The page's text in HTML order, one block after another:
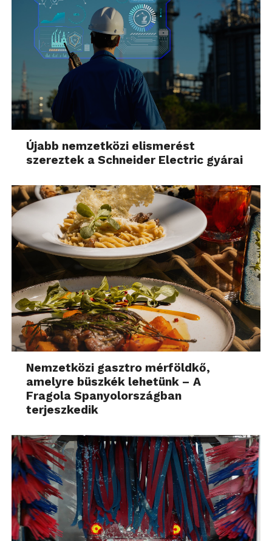
Újabb nemzetközi elismerést
szereztek a Schneider Electric gyárai
Nemzetközi gasztro mérföldkő,
amelyre büszkék lehetünk – A
Fragola Spanyolországban
terjeszkedik